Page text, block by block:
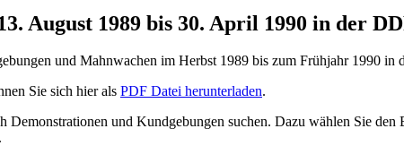
August 1989 bis 30. April 1990 in der
und Mahnwachen im Herbst 1989 bis zum Frühjahr 1990 in
Sie sich hier als PDF Datei herunterladen.
Demonstrationen und Kundgebungen suchen. Dazu wählen Sie